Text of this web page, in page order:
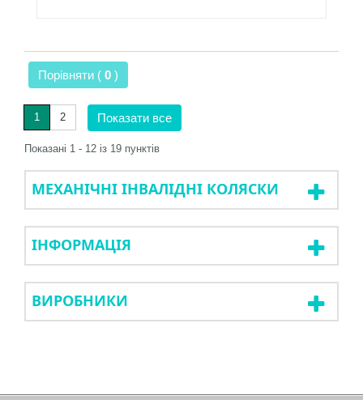
Порівняти ( 0 )
Показати все
1 2
Показані 1 - 12 із 19 пунктів
МЕХАНІЧНІ ІНВАЛІДНІ КОЛЯСКИ
ІНФОРМАЦІЯ
ВИРОБНИКИ